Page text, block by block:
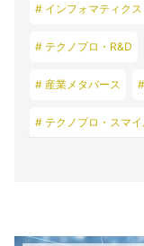
# インフォマティクス
# テクノプロ・R&D
# 産業メタバース
# テクノプロ・スマ
# テクノプロ・エン